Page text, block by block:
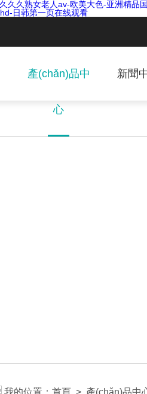
久熟女老人av-欧美大色-亚洲精
日韩第一页在线观看
產(chǎn)品中
心
新聞
我的位置： 首頁 > 產(chǎn)品中